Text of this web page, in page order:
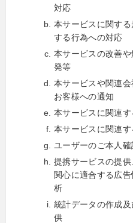
対応
本サービスに関す
する行為への対応
本サービスの改善
発等
本サービスや関連
お客様への通知
本サービスに関連
本サービスに関連
ユーザーのご本人確
提携サービスの提
関心に適合する広
析
統計データの作成
供